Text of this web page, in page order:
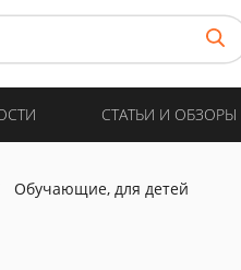
СТАТЬИ И ОБЗОРЫ
Обучающие, для детей